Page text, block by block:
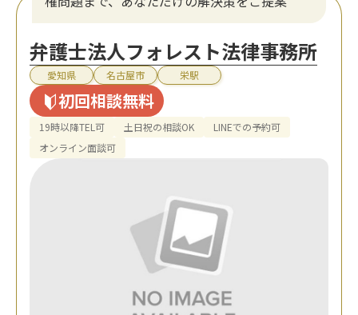
弁護士法人フォレスト法律事務所
愛知県 名古屋市 栄駅
初回相談無料
19時以降TEL可 土日祝の相談OK
LINEでの予約可
オンライン面談可